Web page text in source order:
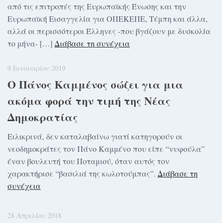
από τις επιτροπές της Ευρωπαϊκής Ένωσης και την
Ευρωπαϊκή Εισαγγελία για ΟΠΕΚΕΠΕ, Τέμπη και άλλα,
αλλά οι περισσότεροι Έλληνες -που βγάζουν με δυσκολία
το μήνα- […] Διάβασε τη συνέχεια
9 Ιανουαρίου 2019
Ο Πάνος Καμμένος σώζει για μια
ακόμα φορά την τιμή της Νέας
Δημοκρατίας
Ειλικρινά, δεν καταλαβαίνω γιατί κατηγορούν οι
νεοδημοκράτες τον Πάνο Καμμένο που είπε “νυφούλα”
έναν βουλευτή του Ποταμιού, όταν αυτός τον
χαρακτήρισε “βασιλιά της κωλοτούμπας”. Διάβασε τη
συνέχεια
28 Απριλίου 2018